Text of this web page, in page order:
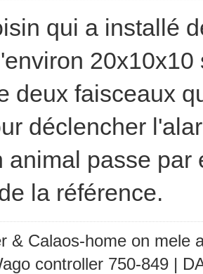
qui a installé
20x10x10
deux faisceaux
déclencher
animal passe
la référence.
& Calaos-home on mele
controller 750-849 |